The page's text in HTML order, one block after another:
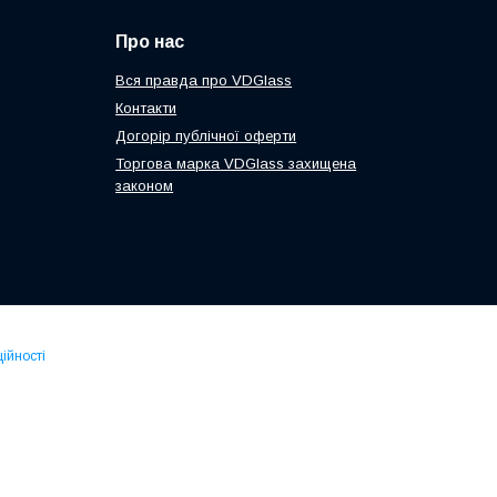
Про нас
Вся правда про VDGlass
Контакти
Догорір публічної оферти
Торгова марка VDGlass захищена
законом